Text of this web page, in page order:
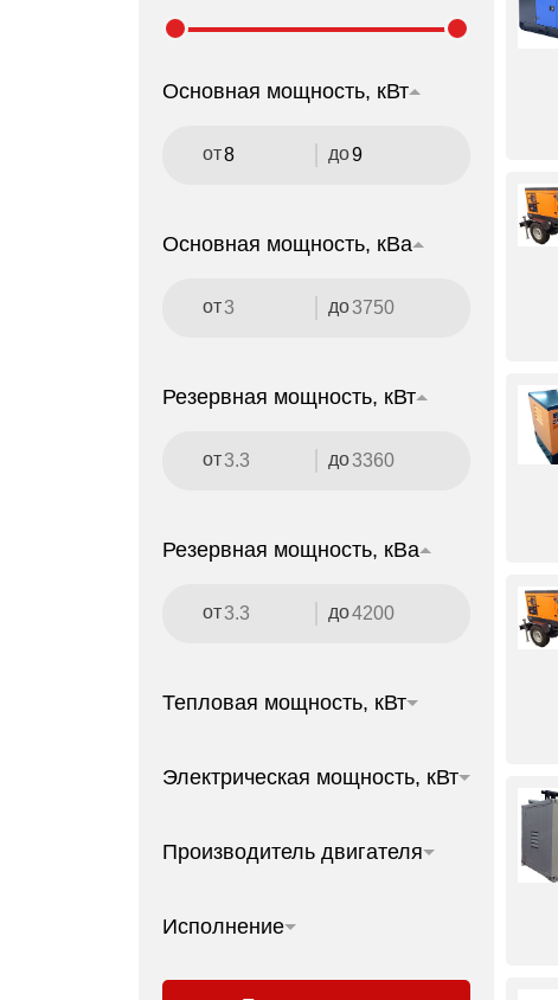
Основная мощность, кВт
от до
Основная мощность, кВа
от до
Резервная мощность, кВт
от до
Резервная мощность, кВа
от до
Тепловая мощность, кВт
Электрическая мощность, кВт
Производитель двигателя
Исполнение